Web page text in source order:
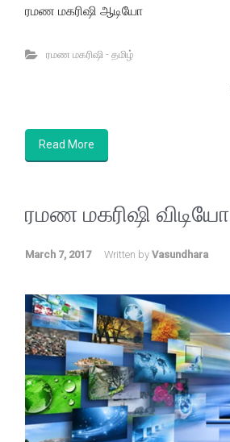
ரமண மகரிஷி ஆடியோ
ரமண மகரிஷி - தமிழ்
Read More
ரமண மகரிஷி விடியோ
March 7, 2017 Written by Vasundhara